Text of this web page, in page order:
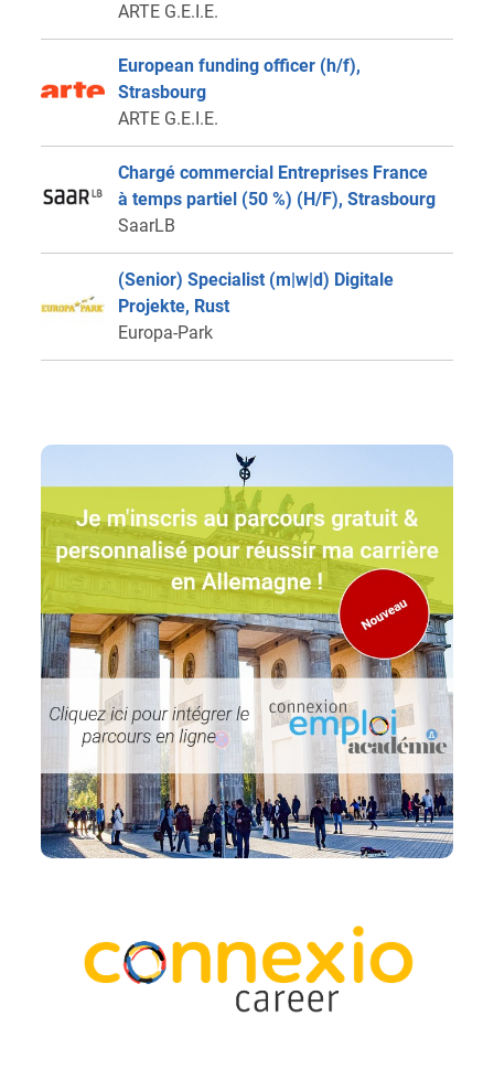
ARTE G.E.I.E.
European funding officer (h/f),
Strasbourg
ARTE G.E.I.E.
Chargé commercial Entreprises France
à temps partiel (50 %) (H/F), Strasbourg
SaarLB
(Senior) Specialist (m|w|d) Digitale
Projekte, Rust
Europa-Park